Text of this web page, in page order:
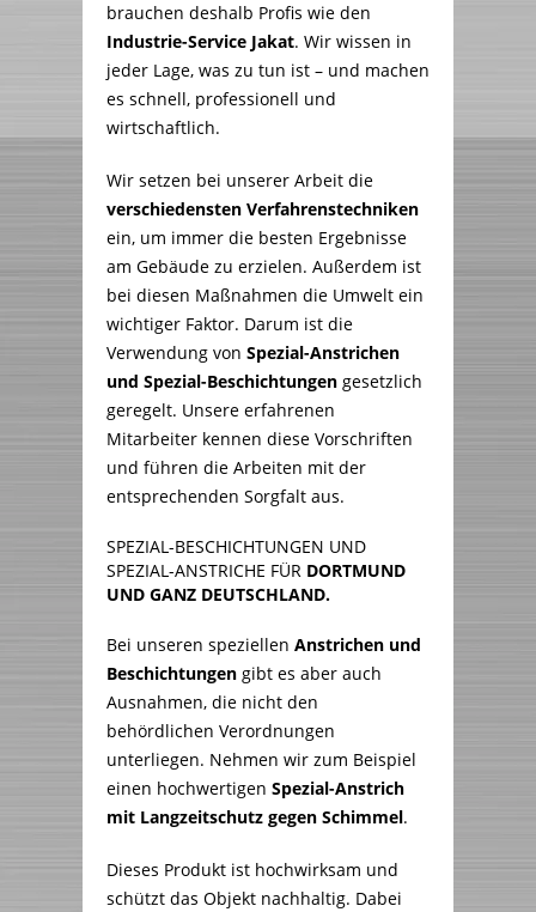
brauchen deshalb Profis wie den
Industrie-Service Jakat. Wir wissen in
jeder Lage, was zu tun ist – und machen
es schnell, professionell und
wirtschaftlich.
Wir setzen bei unserer Arbeit die
verschiedensten Verfahrenstechniken
ein, um immer die besten Ergebnisse
am Gebäude zu erzielen. Außerdem ist
bei diesen Maßnahmen die Umwelt ein
wichtiger Faktor. Darum ist die
Verwendung von Spezial-Anstrichen
und Spezial-Beschichtungen gesetzlich
geregelt. Unsere erfahrenen
Mitarbeiter kennen diese Vorschriften
und führen die Arbeiten mit der
entsprechenden Sorgfalt aus.
SPEZIAL-BESCHICHTUNGEN UND
SPEZIAL-ANSTRICHE FÜR DORTMUND
UND GANZ DEUTSCHLAND.
Bei unseren speziellen Anstrichen und
Beschichtungen gibt es aber auch
Ausnahmen, die nicht den
behördlichen Verordnungen
unterliegen. Nehmen wir zum Beispiel
einen hochwertigen Spezial-Anstrich
mit Langzeitschutz gegen Schimmel.
Dieses Produkt ist hochwirksam und
schützt das Objekt nachhaltig. Dabei